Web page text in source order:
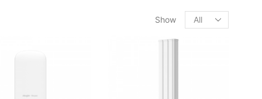
Show
Products
per